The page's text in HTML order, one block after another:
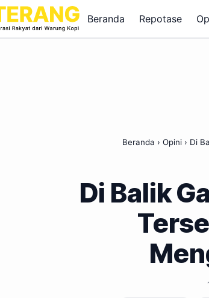
Beranda
Repotase
Beranda › Opini › Di
Di Balik